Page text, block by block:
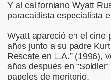
Y al californiano Wyatt
paracaidista especialista
Wyatt apareció en el cine
años junto a su padre
Rescate en L.A.” (1996),
años después en
papeles de meritorio.